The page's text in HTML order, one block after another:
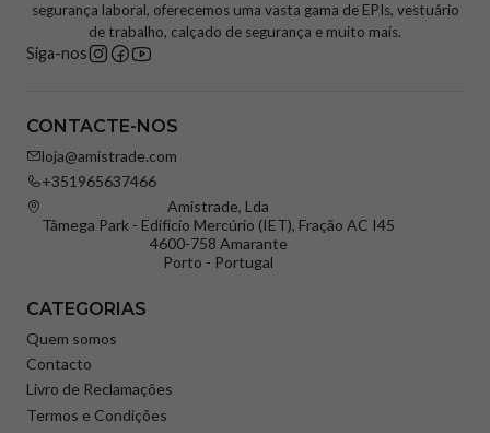
segurança laboral, oferecemos uma vasta gama de EPIs, vestuário
de trabalho, calçado de segurança e muito mais.
Siga-nos
CONTACTE-NOS
loja@amistrade.com
+351965637466
Amistrade, Lda
Tâmega Park - Edifício Mercúrio (IET), Fração AC I45
4600-758 Amarante
Porto - Portugal
CATEGORIAS
Quem somos
Contacto
Livro de Reclamações
Termos e Condições